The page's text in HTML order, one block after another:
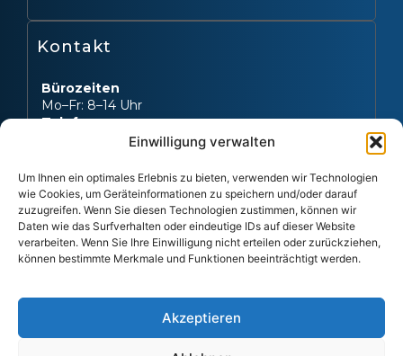
Einwilligung verwalten
Um Ihnen ein optimales Erlebnis zu bieten, verwenden wir Technologien
wie Cookies, um Geräteinformationen zu speichern und/oder darauf
zuzugreifen. Wenn Sie diesen Technologien zustimmen, können wir
Daten wie das Surfverhalten oder eindeutige IDs auf dieser Website
verarbeiten. Wenn Sie Ihre Einwilligung nicht erteilen oder zurückziehen,
können bestimmte Merkmale und Funktionen beeinträchtigt werden.
Akzeptieren
Kontakt
Bürozeiten
Mo–Fr: 8–14 Uhr
Telefon
Mo–Fr: 8–17 Uhr
Festnetz
03634 3192206
Mobil
01522 6832113
E-Mail